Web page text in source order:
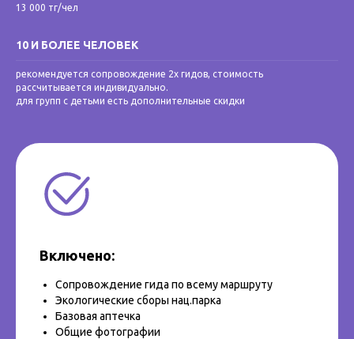
13 000 тг/чел
10 И БОЛЕЕ ЧЕЛОВЕК
рекомендуется сопровождение 2х гидов, стоимость
рассчитывается индивидуально.
для групп с детьми есть дополнительные скидки
Включено:
Сопровождение гида по всему маршруту
Экологические сборы нац.парка
Базовая аптечка
Общие фотографии